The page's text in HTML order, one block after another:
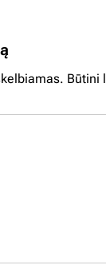
Būtini